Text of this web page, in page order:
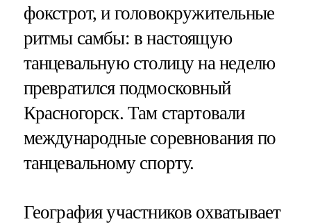
фокстрот, и головокружительные
ритмы самбы: в настоящую
танцевальную столицу на неделю
превратился подмосковный
Красногорск. Там стартовали
международные соревнования по
танцевальному спорту.
География участников охватывает